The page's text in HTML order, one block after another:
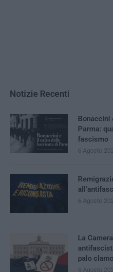
Notizie Recenti
Bonaccini
Parma:
fascismo
6 Agosto
6 Agosto
La
palo
5 Agosto